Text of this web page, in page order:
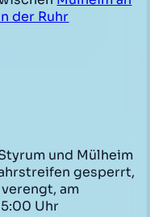
der Ruhr
und Mülheim
gesperrt,
am
Uhr